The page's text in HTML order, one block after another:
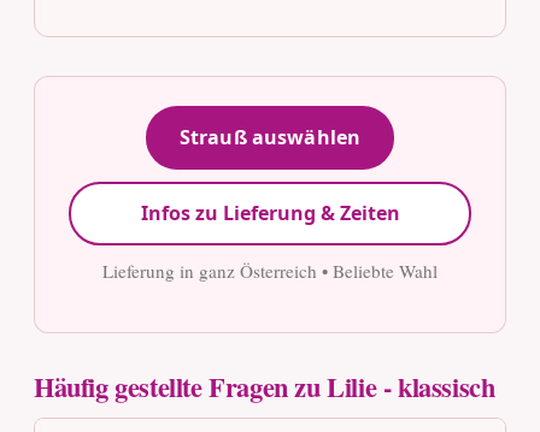
Strauß auswählen
Infos zu Lieferung & Zeiten
Lieferung in ganz Österreich • Beliebte Wahl
Häufig gestellte Fragen zu Lilie - klassisch